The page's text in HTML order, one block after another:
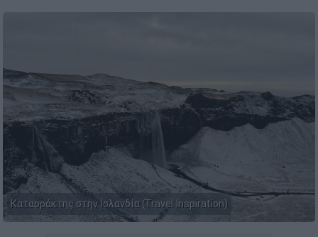
Καταρράκτης στην Ισλανδία (Travel Inspiration)